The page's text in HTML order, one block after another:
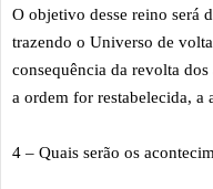
O objetivo desse reino será
trazendo o Universo de
consequência da revolta
a ordem for restabelecida, a
4 – Quais serão os